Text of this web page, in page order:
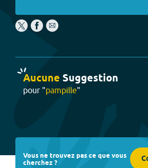
Aucune Suggestion
pour "pampille"
Vous ne trouvez pas ce que vous
cherchez ?